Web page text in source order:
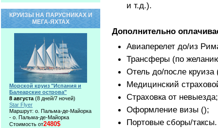
и т.д.).
Дополнительно
Авиаперелет до/из
Трансферы (по
Отель до/после
Медицинский
Страховка от невыезда;
Оформление визы ();
Портовые сборы/таксы.
КРУИЗЫ НА ПАРУСНИКАХ И
МЕГА-ЯХТАХ
Морской круиз "Испания и
Балеарские острова"
8 августа (8 дней/7 ночей)
Star Flyer
Маршрут: о. Пальма-де-Майорка
- о. Пальма-де-Майорка
Стоимость от2480$